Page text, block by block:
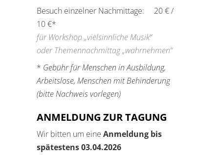
Besuch einzelner Nachmittage: 20 € /
10 €*
für Workshop „vielsinnliche Musik“
oder Themennachmittag „wahrnehmen“
* Gebühr für Menschen in Ausbildung,
Arbeitslose, Menschen mit Behinderung
(bitte Nachweis vorlegen)
ANMELDUNG ZUR TAGUNG
Wir bitten um eine Anmeldung bis
spätestens 03.04.2026